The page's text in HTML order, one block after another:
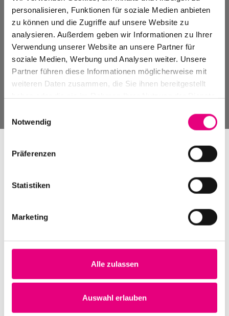
personalisieren, Funktionen für soziale Medien anbieten
zu können und die Zugriffe auf unsere Website zu
analysieren. Außerdem geben wir Informationen zu Ihrer
Verwendung unserer Website an unsere Partner für
soziale Medien, Werbung und Analysen weiter. Unsere
Partner führen diese Informationen möglicherweise mit
weiteren Daten zusammen, die Sie ihnen bereitgestellt
Notwendig
Präferenzen
Statistiken
Marketing
Alle zulassen
Auswahl erlauben
Events Archive
Past events, festivals, and venues
Nightmares on Wax